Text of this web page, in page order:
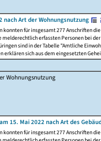
nach Art der Wohnungsnutzung
konnten für insgesamt 277 Anschriften
melderechtlich erfassten Personen bei
sind in der Tabelle "Amtliche
erklären sich aus dem eingesetzten
Wohnungsnutzung
15. Mai 2022 nach Art des
konnten für insgesamt 277 Anschriften